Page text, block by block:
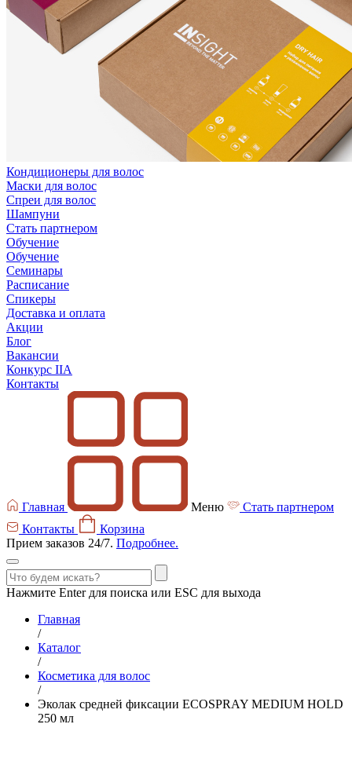
Кондиционеры для волос
Маски для волос
Спреи для волос
Шампуни
Стать партнером
Обучение
Обучение
Семинары
Расписание
Спикеры
Доставка и оплата
Акции
Блог
Вакансии
Конкурс IIA
Контакты
Главная Меню
Стать партнером
Контакты
Корзина
Прием заказов 24/7. Подробнее.
Нажмите Enter для поиска или ESC для выхода
Главная
/
Каталог
/
Косметика для волос
/
Эколак средней фиксации ECOSPRAY MEDIUM HOLD
250 мл